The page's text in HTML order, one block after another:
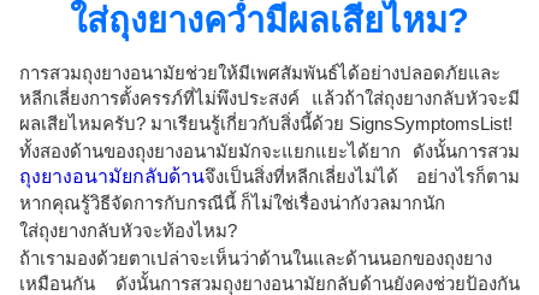
g
ใส่ถุงยางคว่ำมีผลเสียไหม?
การสวมถุงยางอนามัยช่วยให้มีเพศสัมพันธ์ได้อย่างปลอดภัยและ
หลีกเลี่ยงการตั้งครรภ์ที่ไม่พึงประสงค์ แล้วถ้าใส่ถุงยางกลับหัวจะมี
ผลเสียไหมครับ? มาเรียนรู้เกี่ยวกับสิ่งนี้ด้วย SignsSymptomsList!
ทั้งสองด้านของถุงยางอนามัยมักจะแยกแยะได้ยาก ดังนั้นการสวม
ถุงยางอนามัยกลับด้านจึงเป็นสิ่งที่หลีกเลี่ยงไม่ได้ อย่างไรก็ตาม
หากคุณรู้วิธีจัดการกับกรณีนี้ ก็ไม่ใช่เรื่องน่ากังวลมากนัก
ใส่ถุงยางกลับหัวจะท้องไหม?
ถ้าเรามองด้วยตาเปล่าจะเห็นว่าด้านในและด้านนอกของถุงยาง
เหมือนกัน ดังนั้นการสวมถุงยางอนามัยกลับด้านยังคงช่วยป้องกัน